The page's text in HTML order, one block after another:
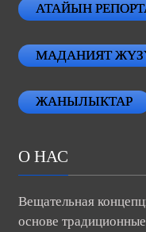
АТАЙЫН
МАДАНИЯТ
ЖАНЫЛЫКТАР
О НАС
Вещательная
основе